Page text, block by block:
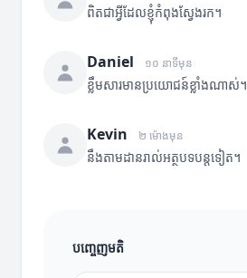
ពិតជាអ្វីដែលខ្ញុំកំពុងស្វែងរក។
Daniel ១០ នាទីមុន
ខ្លឹមសារមានប្រយោជន៍ខ្លាំងណាស់។
Kevin ២ ម៉ោងមុន
នឹងតាមដានរាល់អត្ថបទបន្តទៀត។
បញ្ចេញមតិ